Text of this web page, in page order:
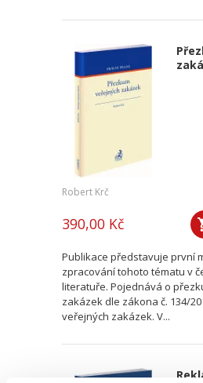
Robert Krč
390,00 Kč
Publikace představuje první
zpracování tohoto tématu v
literatuře. Pojednává o
zakázek dle zákona č. 134/
veřejných zakázek. V...